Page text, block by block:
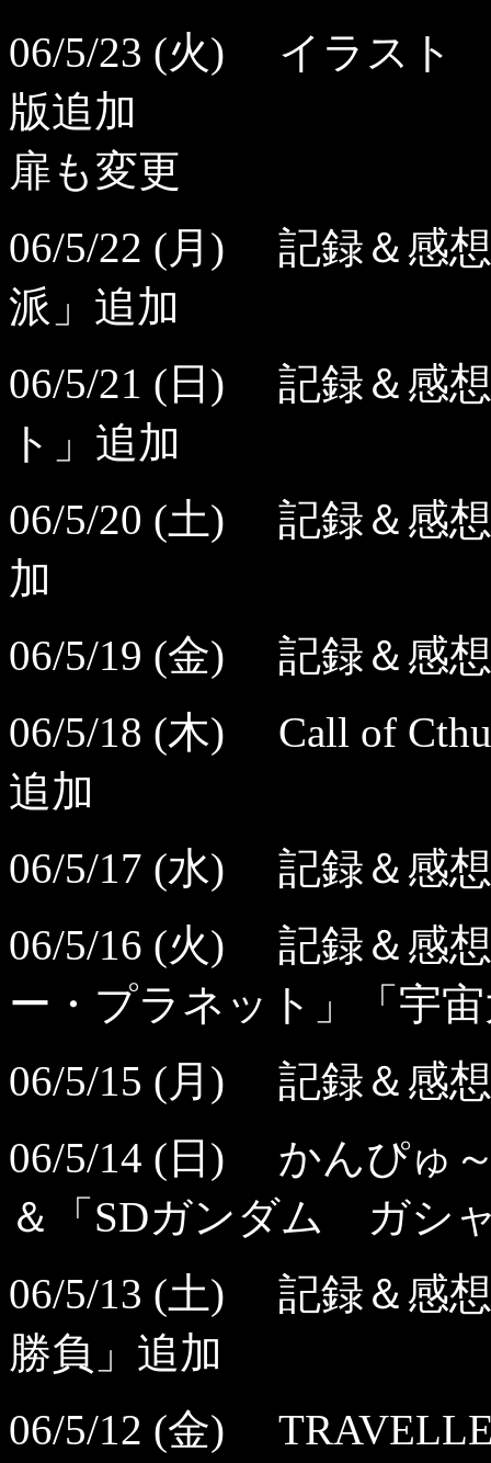
06/5/23 (火) イラスト
版追加
扉も変更
06/5/22 (月) 記録＆感
派」追加
06/5/21 (日) 記録＆感
ト」追加
06/5/20 (土) 記録＆感
加
06/5/19 (金) 記録＆感
06/5/18 (木) Call of
追加
06/5/17 (水) 記録＆感
06/5/16 (火) 記録＆感
ー・プラネット」「宇
06/5/15 (月) 記録＆感
06/5/14 (日) かんぴゅ
＆「SDガンダム ガシ
06/5/13 (土) 記録＆感
勝負」追加
06/5/12 (金)